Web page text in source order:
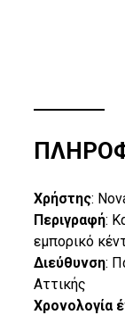
Χρήστης:
Περιγραφή:
εμπορικό
Διεύθυνση:
Αττικής
Χρονολογία